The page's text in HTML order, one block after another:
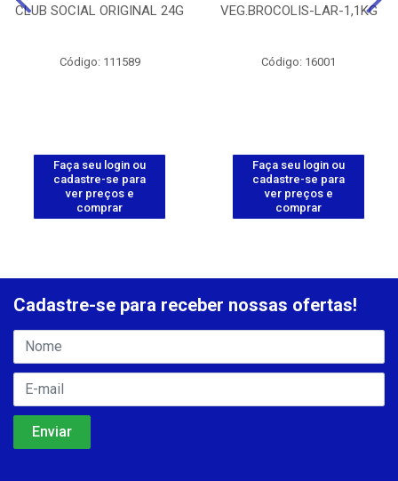
CLUB SOCIAL ORIGINAL 24G
Código: 111589
Faça seu login ou
cadastre-se para
ver preços e
comprar
VEG.BROCOLIS-LAR-1,1KG
Código: 16001
Faça seu login ou
cadastre-se para
ver preços e
comprar
Cadastre-se para receber nossas ofertas!